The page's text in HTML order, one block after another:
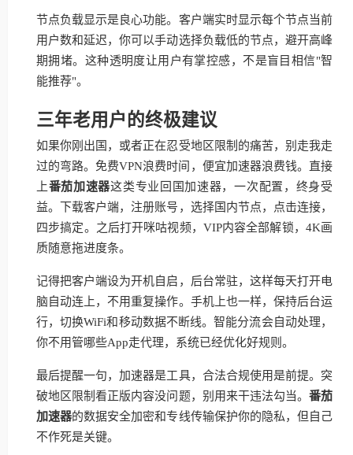
节点负载显示是良心功能。客户端实时显示每个节点当前
用户数和延迟，你可以手动选择负载低的节点，避开高峰
期拥堵。这种透明度让用户有掌控感，不是盲目相信"智
能推荐"。
三年老用户的终极建议
如果你刚出国，或者正在忍受地区限制的痛苦，别走我走
过的弯路。免费VPN浪费时间，便宜加速器浪费钱。直接
上番茄加速器这类专业回国加速器，一次配置，终身受
益。下载客户端，注册账号，选择国内节点，点击连接，
四步搞定。之后打开咪咕视频，VIP内容全部解锁，4K画
质随意拖进度条。
记得把客户端设为开机自启，后台常驻，这样每天打开电
脑自动连上，不用重复操作。手机上也一样，保持后台运
行，切换WiFi和移动数据不断线。智能分流会自动处理，
你不用管哪些App走代理，系统已经优化好规则。
最后提醒一句，加速器是工具，合法合规使用是前提。突
破地区限制看正版内容没问题，别用来干违法勾当。 番茄
加速器的数据安全加密和专线传输保护你的隐私，但自己
不作死是关键。